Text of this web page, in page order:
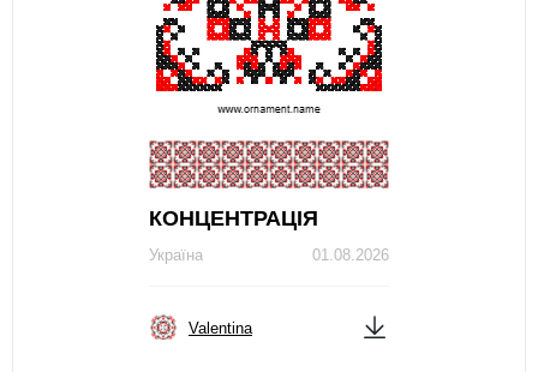
КОНЦЕНТРАЦІЯ
01.08.2026
Україна
Valentina